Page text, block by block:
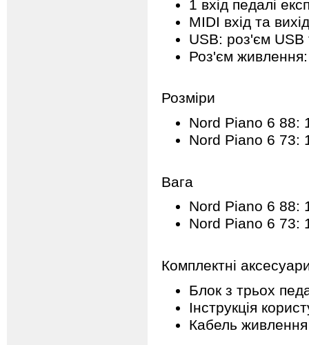
1 вхід педалі
MIDI вхід та
USB: роз'єм USB
Роз'єм
Розміри
Nord Piano 6 88:
Nord Piano 6 73:
Вага
Nord Piano 6 88:
Nord Piano 6 73:
Комплектні
Блок з трьох
Інструкція
Кабель живлення